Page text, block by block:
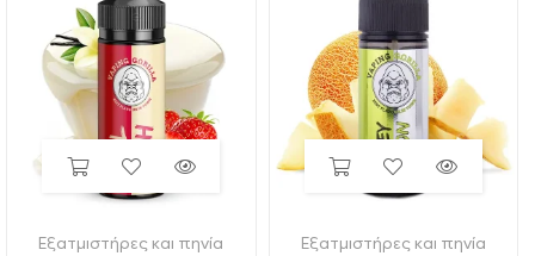
Εξατμιστήρες και πηνία
Εξατμιστήρες και πηνία